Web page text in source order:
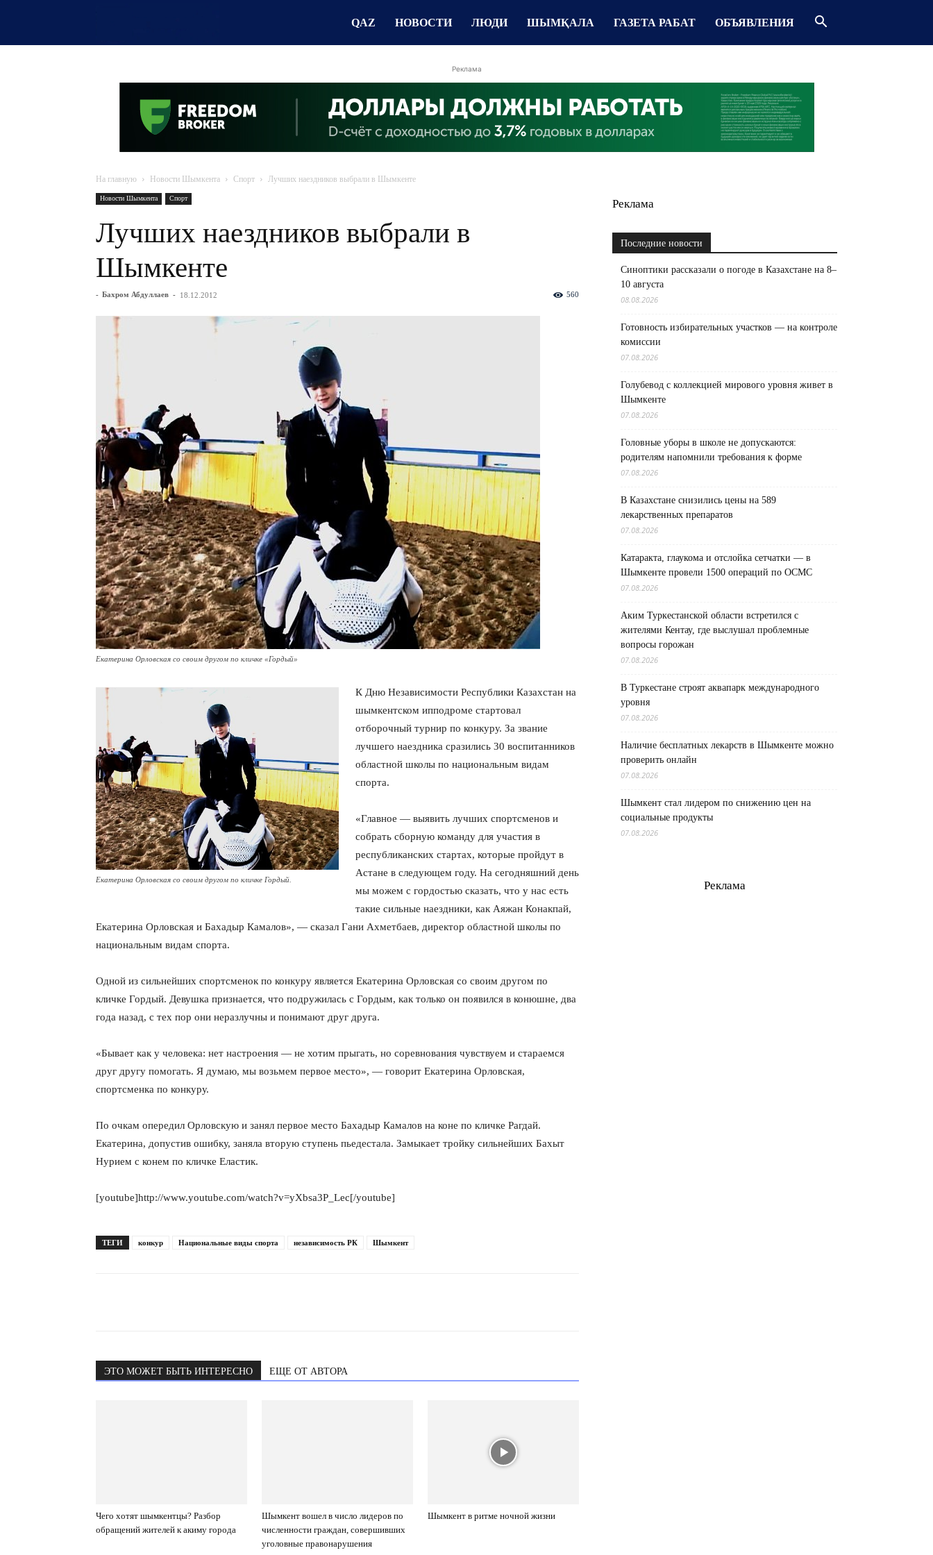
QAZ НОВОСТИ ЛЮДИ ШЫМҚАЛА ГАЗЕТА РАБАТ ОБЪЯВЛЕНИЯ
Реклама
На главную Новости Шымкента Спорт Лучших наездников выбрали в Шымкенте
Новости Шымкента Спорт
Лучших наездников выбрали в
Шымкенте
- Бахром Абдуллаев - 18.12.2012 560
Екатерина Орловская со своим другом по кличке «Гордый»
Екатерина Орловская со своим другом по кличке Гордый.
К Дню Независимости Республики Казахстан на
шымкентском ипподроме стартовал
отборочный турнир по конкуру. За звание
лучшего наездника сразились 30 воспитанников
областной школы по национальным видам
спорта.
«Главное — выявить лучших спортсменов и
собрать сборную команду для участия в
республиканских стартах, которые пройдут в
Астане в следующем году. На сегодняшний день
мы можем с гордостью сказать, что у нас есть
такие сильные наездники, как Аяжан Конакпай,
Екатерина Орловская и Бахадыр Камалов», — сказал Гани Ахметбаев, директор областной школы по
национальным видам спорта.
Одной из сильнейших спортсменок по конкуру является Екатерина Орловская со своим другом по
кличке Гордый. Девушка признается, что подружилась с Гордым, как только он появился в конюшне, два
года назад, с тех пор они неразлучны и понимают друг друга.
«Бывает как у человека: нет настроения — не хотим прыгать, но соревнования чувствуем и стараемся
друг другу помогать. Я думаю, мы возьмем первое место», — говорит Екатерина Орловская,
спортсменка по конкуру.
По очкам опередил Орловскую и занял первое место Бахадыр Камалов на коне по кличке Рагдай.
Екатерина, допустив ошибку, заняла вторую ступень пьедестала. Замыкает тройку сильнейших Бахыт
Нурием с конем по кличке Еластик.
[youtube]http://www.youtube.com/watch?v=yXbsa3P_Lec[/youtube]
ТЕГИ конкур Национальные виды спорта независимость РК Шымкент
ЭТО МОЖЕТ БЫТЬ ИНТЕРЕСНО ЕЩЕ ОТ АВТОРА
Чего хотят шымкентцы? Разбор
обращений жителей к акиму города
Шымкент вошел в число лидеров по
численности граждан, совершивших
уголовные правонарушения
Шымкент в ритме ночной жизни
Реклама
Последние новости
Синоптики рассказали о погоде в Казахстане на 8–
10 августа
08.08.2026
Готовность избирательных участков — на контроле
комиссии
07.08.2026
Голубевод с коллекцией мирового уровня живет в
Шымкенте
07.08.2026
Головные уборы в школе не допускаются:
родителям напомнили требования к форме
07.08.2026
В Казахстане снизились цены на 589
лекарственных препаратов
07.08.2026
Катаракта, глаукома и отслойка сетчатки — в
Шымкенте провели 1500 операций по ОСМС
07.08.2026
Аким Туркестанской области встретился с
жителями Кентау, где выслушал проблемные
вопросы горожан
07.08.2026
В Туркестане строят аквапарк международного
уровня
07.08.2026
Наличие бесплатных лекарств в Шымкенте можно
проверить онлайн
07.08.2026
Шымкент стал лидером по снижению цен на
социальные продукты
07.08.2026
Реклама